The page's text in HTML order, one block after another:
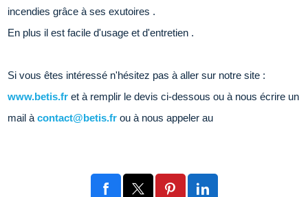
incendies grâce à ses exutoires .
En plus il est facile d'usage et d'entretien .
Si vous êtes intéressé n'hésitez pas à aller sur notre site :
www.betis.fr et à remplir le devis ci-dessous ou à nous écrire un
mail àcontact@betis.fr ou à nous appeler au